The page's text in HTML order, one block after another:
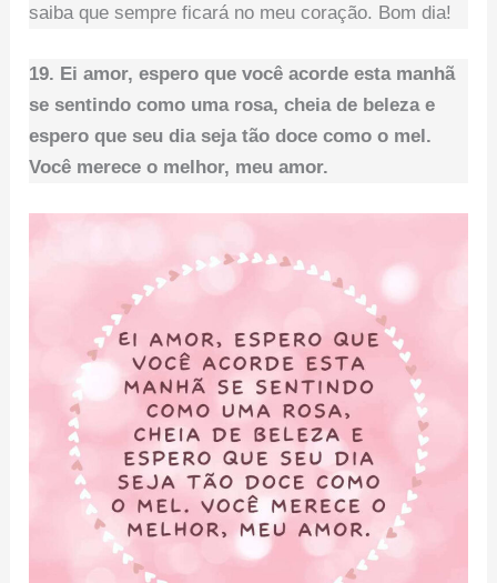
saiba que sempre ficará no meu coração. Bom dia!
19. Ei amor, espero que você acorde esta manhã
se sentindo como uma rosa, cheia de beleza e
espero que seu dia seja tão doce como o mel.
Você merece o melhor, meu amor.